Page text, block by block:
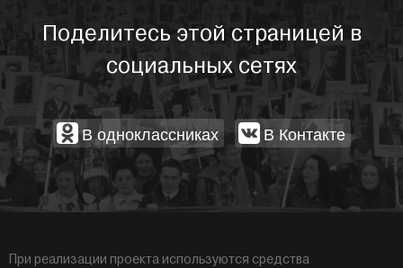
Поделитесь этой страницей в
социальных сетях
В одноклассниках В Контакте
При реализации проекта используются средства